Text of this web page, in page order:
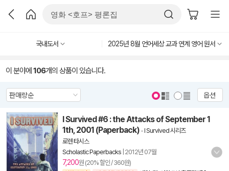
국내도서 2025년 8월 언어세상 교과 연계 영어 원서
이 분야에 106개의 상품이 있습니다.
옵션
I Survived #6 : the Attacks of September 1
1th, 2001 (Paperback) -I Survived 시리즈
로렌 타시스
Scholastic Paperbacks 2012년 07월
7,200원 (20% 할인 / 360원)